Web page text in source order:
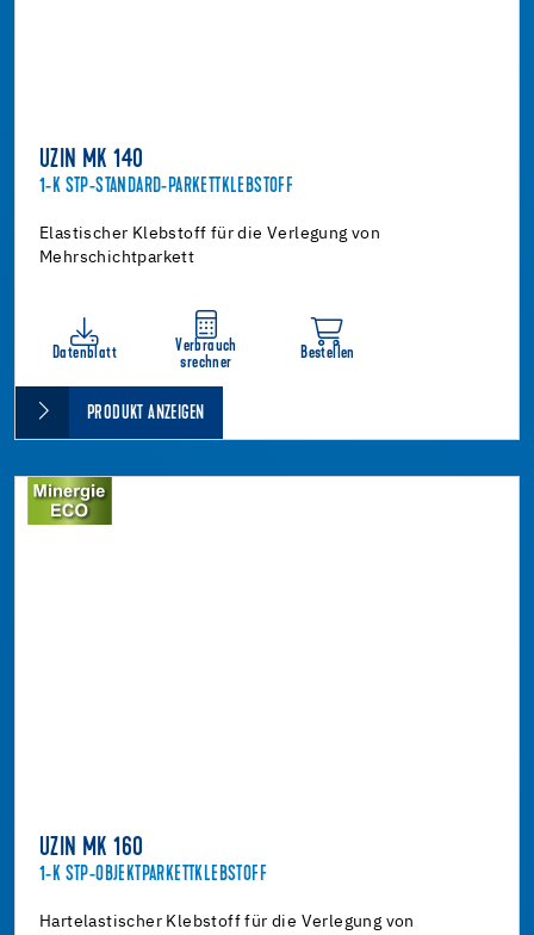
UZIN MK 140
1-K STP-STANDARD-PARKETTKLEBSTOFF
Elastischer Klebstoff für die Verlegung von
Mehrschichtparkett
Datenblatt
Verbrauch
srechner
Bestellen
PRODUKT ANZEIGEN
UZIN MK 160
1-K STP-OBJEKTPARKETTKLEBSTOFF
Hartelastischer Klebstoff für die Verlegung von